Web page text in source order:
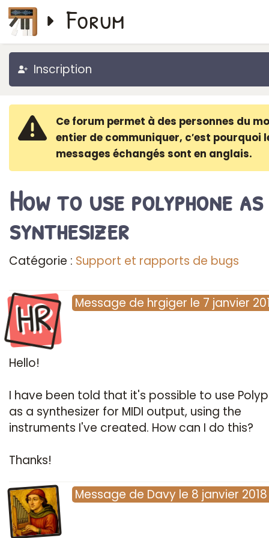
Forum
Inscription
Ce forum permet à des personnes du
entier de communiquer, c′est pourquoi
messages échangés sont en anglais.
How to use polyphone
synthesizer
Catégorie : Support et rapports de bugs
HR Message de hrgiger le 7 janvier
Hello!
I have been told that it's possible to use
as a synthesizer for MIDI output, using the
instruments I've created. How can I do this?
Thanks!
Message de Davy le 8 janvier 2018